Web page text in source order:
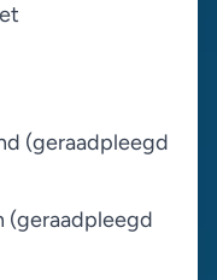
(geraadpleegd
(geraadpleegd